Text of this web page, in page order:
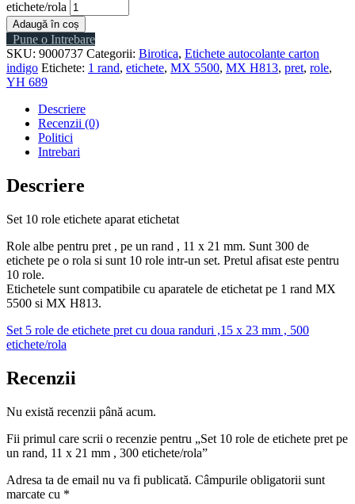
etichete/rola
Adaugă în coș
Pune o Intrebare
SKU: 9000737 Categorii: Birotica, Etichete autocolante carton
indigo Etichete: 1 rand, etichete, MX 5500, MX H813, pret, role,
YH 689
Descriere
Recenzii (0)
Politici
Intrebari
Descriere
Set 10 role etichete aparat etichetat
Role albe pentru pret , pe un rand , 11 x 21 mm. Sunt 300 de
etichete pe o rola si sunt 10 role intr-un set. Pretul afisat este pentru
10 role.
Etichetele sunt compatibile cu aparatele de etichetat pe 1 rand MX
5500 si MX H813.
Set 5 role de etichete pret cu doua randuri ,15 x 23 mm , 500
etichete/rola
Recenzii
Nu există recenzii până acum.
Fii primul care scrii o recenzie pentru „Set 10 role de etichete pret pe
un rand, 11 x 21 mm , 300 etichete/rola”
Adresa ta de email nu va fi publicată. Câmpurile obligatorii sunt
marcate cu *